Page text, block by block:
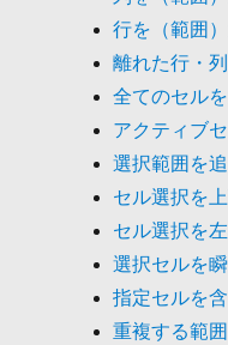
行を（範囲
離れた行・
全てのセル
アクティブ
選択範囲を
セル選択を
セル選択を
選択セルを
指定セルを
重複する範